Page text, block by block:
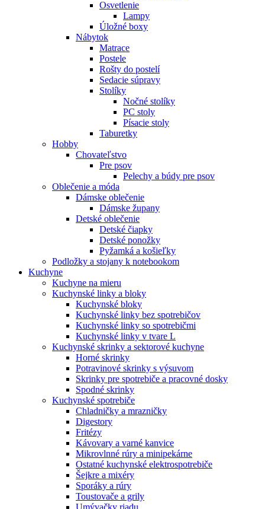
Osvetlenie
Lampy
Úložné boxy
Nábytok
Matrace
Postele
Rošty do postelí
Sedacie súpravy
Stolíky
Nočné stolíky
PC stoly
Písacie stoly
Taburetky
Hobby
Chovateľstvo
Pre psov
Pelechy a búdy pre psov
Oblečenie a móda
Dámske oblečenie
Dámske župany
Detské oblečenie
Detské čiapky
Detské ponožky
Pyžamká a košieľky
Podložky a stojany k notebookom
Kuchyne
Kuchyne na mieru
Kuchynské linky a bloky
Kuchynské bloky
Kuchynské linky bez spotrebičov
Kuchynské linky so spotrebičmi
Kuchynské linky v tvare L
Kuchynské skrinky a sektorové kuchyne
Horné skrinky
Potravinové skrinky s výsuvom
Skrinky pre spotrebiče a pracovné dosky
Spodné skrinky
Kuchynské spotrebiče
Chladničky a mrazničky
Digestory
Fritézy
Kávovary a varné kanvice
Mikrovlnné rúry a minipekárne
Ostatné kuchynské elektrospotrebiče
Šejkre a mixéry
Sporáky a rúry
Toustovače a grily
Umývačky riadu